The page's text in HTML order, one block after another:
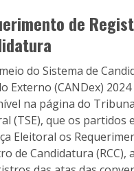
de
do Sistema de
Externo (CANDex) 2024
na página do
(TSE), que os partidos
Eleitoral os
de Candidatura (RCC),